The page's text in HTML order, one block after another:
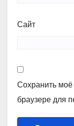
Сайт
Сохранить моё
браузере для